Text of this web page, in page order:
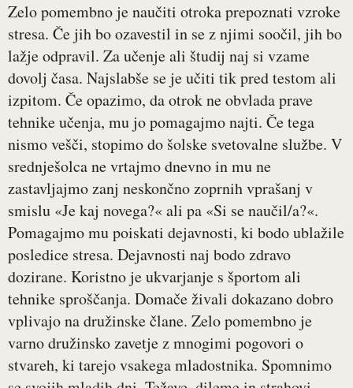
Zelo pomembno je naučiti otroka prepoznati vzroke
stresa. Če jih bo ozavestil in se z njimi soočil, jih bo
lažje odpravil. Za učenje ali študij naj si vzame
dovolj časa. Najslabše se je učiti tik pred testom ali
izpitom. Če opazimo, da otrok ne obvlada prave
tehnike učenja, mu jo pomagajmo najti. Če tega
nismo vešči, stopimo do šolske svetovalne službe. V
srednješolca ne vrtajmo dnevno in mu ne
zastavljajmo zanj neskončno zoprnih vprašanj v
smislu «Je kaj novega?« ali pa «Si se naučil/a?«.
Pomagajmo mu poiskati dejavnosti, ki bodo ublažile
posledice stresa. Dejavnosti naj bodo zdravo
dozirane. Koristno je ukvarjanje s športom ali
tehnike sproščanja. Domače živali dokazano dobro
vplivajo na družinske člane. Zelo pomembno je
varno družinsko zavetje z mnogimi pogovori o
stvareh, ki tarejo vsakega mladostnika. Spomnimo